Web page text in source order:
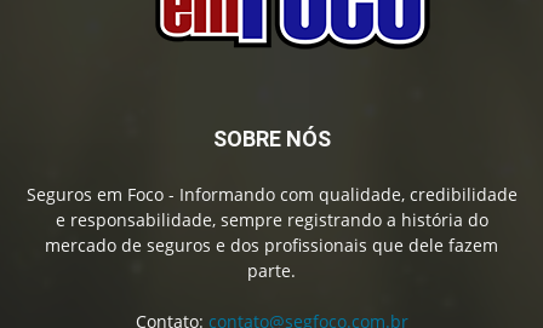
SOBRE NÓS
Seguros em Foco - Informando com qualidade, credibilidade
e responsabilidade, sempre registrando a história do
mercado de seguros e dos profissionais que dele fazem
parte.
Contato: contato@segfoco.com.br